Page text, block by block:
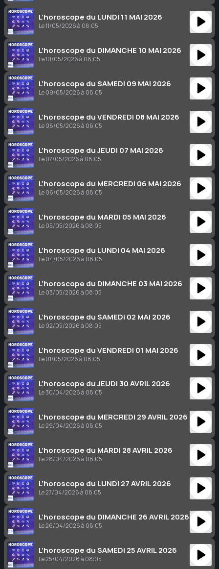
L’horoscope du LUNDI 11 MAI 2026
Le 11/05/2026 à 08:05
L’horoscope du DIMANCHE 10 MAI 2026
Le 10/05/2026 à 08:05
L’horoscope du SAMEDI 09 MAI 2026
Le 09/05/2026 à 08:05
L’horoscope du VENDREDI 08 MAI 2026
Le 08/05/2026 à 08:05
L’horoscope du JEUDI 07 MAI 2026
Le 07/05/2026 à 08:05
L’horoscope du MERCREDI 06 MAI 2026
Le 06/05/2026 à 08:05
L’horoscope du MARDI 05 MAI 2026
Le 05/05/2026 à 08:05
L’horoscope du LUNDI 04 MAI 2026
Le 04/05/2026 à 08:05
L’horoscope du DIMANCHE 03 MAI 2026
Le 03/05/2026 à 08:05
L’horoscope du SAMEDI 02 MAI 2026
Le 02/05/2026 à 08:05
L’horoscope du VENDREDI 01 MAI 2026
Le 01/05/2026 à 08:05
L’horoscope du JEUDI 30 AVRIL 2026
Le 30/04/2026 à 08:05
L’horoscope du MERCREDI 29 AVRIL 2026
Le 29/04/2026 à 08:05
L’horoscope du MARDI 28 AVRIL 2026
Le 28/04/2026 à 08:05
L’horoscope du LUNDI 27 AVRIL 2026
Le 27/04/2026 à 08:05
L’horoscope du DIMANCHE 26 AVRIL 2026
Le 26/04/2026 à 08:05
L’horoscope du SAMEDI 25 AVRIL 2026
Le 25/04/2026 à 08:05